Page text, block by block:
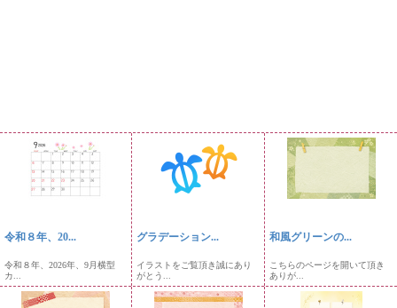
令和８年、20...
令和８年、2026年、9月横型
カ...
グラデーション...
イラストをご覧頂き誠にあり
がとう...
和風グリーンの...
こちらのページを開いて頂き
ありが...